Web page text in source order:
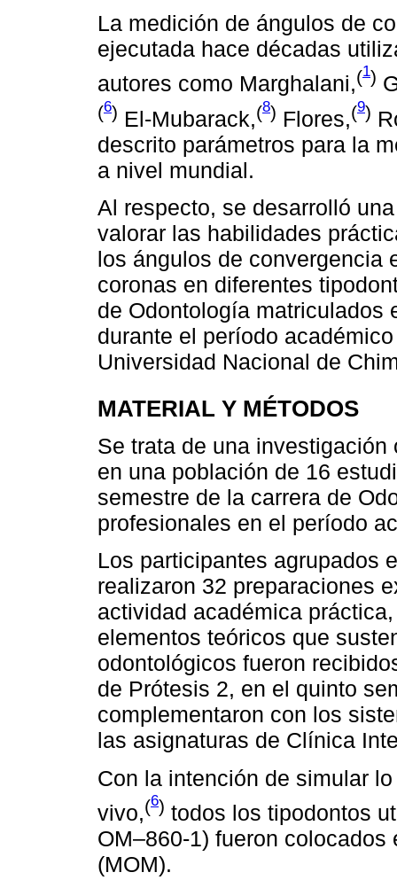
La medición de ángulos de
ejecutada hace décadas
autores como Marghalani,(1)
(6) El-Mubarack,(8) Flores,(9)
descrito parámetros para la
a nivel mundial.
Al respecto, se desarrolló
valorar las habilidades
los ángulos de convergencia
coronas en diferentes
de Odontología matriculados
durante el período
Universidad Nacional de
MATERIAL Y MÉTODOS
Se trata de una
en una población de 16
semestre de la carrera de
profesionales en el período
Los participantes agrupados
realizaron 32 preparaciones
actividad académica
elementos teóricos que
odontológicos fueron
de Prótesis 2, en el quinto
complementaron con los
las asignaturas de Clínica
Con la intención de simular
vivo,(6) todos los tipodontos
OM–860-1) fueron
(MOM).